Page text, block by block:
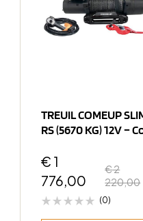
TREUIL COMEUP
RS (5670 KG) 12V –
€2
220,00
€ 1
776,00
(0)